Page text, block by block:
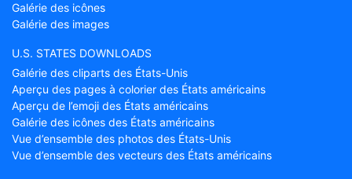
Galérie des icônes
Galérie des images
U.S. STATES DOWNLOADS
Galérie des cliparts des États-Unis
Aperçu des pages à colorier des États américains
Aperçu de l’emoji des États américains
Galérie des icônes des États américains
Vue d’ensemble des photos des États-Unis
Vue d’ensemble des vecteurs des États américains